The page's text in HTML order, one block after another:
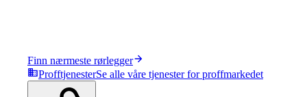
Finn nærmeste rørlegger
ProfftjenesterSe alle våre tjenester for proffmarkedet